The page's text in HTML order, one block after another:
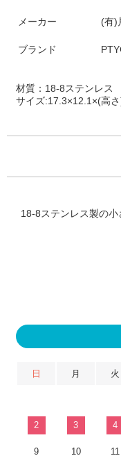
メーカー (有)
ブランド
材質： 18-8ステンレス
サイズ:17.3×12.1×(高
18-8ステンレス製の小
日 月 火
2 3 4
9 10 11